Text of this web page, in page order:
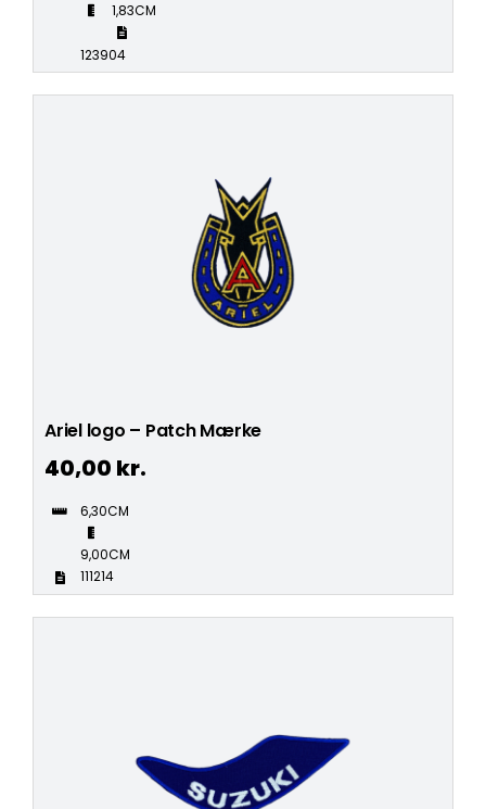
1,83CM
123904
Ariel logo – Patch Mærke
40,00 kr.
6,30CM
9,00CM
111214